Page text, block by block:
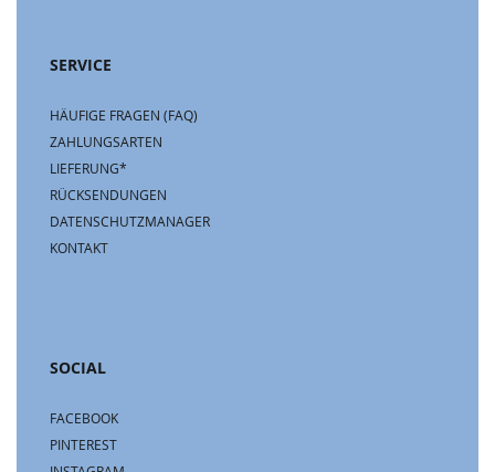
SERVICE
HÄUFIGE FRAGEN (FAQ)
ZAHLUNGSARTEN
LIEFERUNG*
RÜCKSENDUNGEN
DATENSCHUTZMANAGER
KONTAKT
SOCIAL
FACEBOOK
PINTEREST